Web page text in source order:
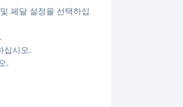
페달 설정을 선택하십
십시오.
.